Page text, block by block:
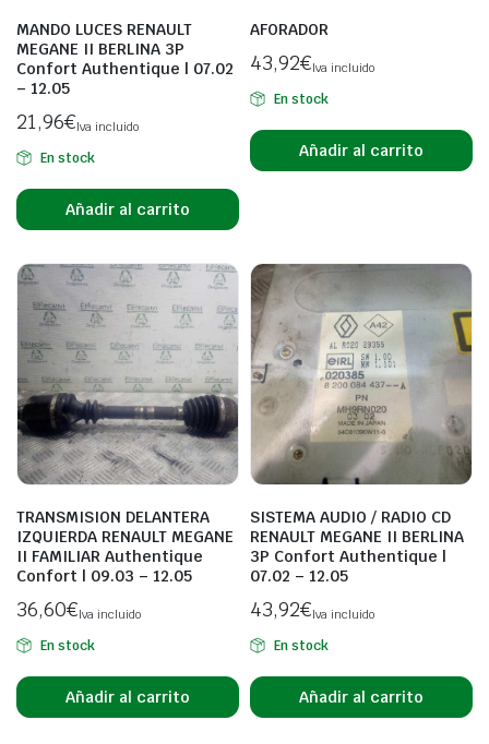
MANDO LUCES RENAULT
MEGANE II BERLINA 3P
Confort Authentique | 07.02
– 12.05
21,96€Iva incluido
En stock
Añadir al carrito
AFORADOR
43,92€Iva incluido
En stock
Añadir al carrito
TRANSMISION DELANTERA
IZQUIERDA RENAULT MEGANE
II FAMILIAR Authentique
Confort | 09.03 – 12.05
36,60€Iva incluido
En stock
Añadir al carrito
SISTEMA AUDIO / RADIO CD
RENAULT MEGANE II BERLINA
3P Confort Authentique |
07.02 – 12.05
43,92€Iva incluido
En stock
Añadir al carrito